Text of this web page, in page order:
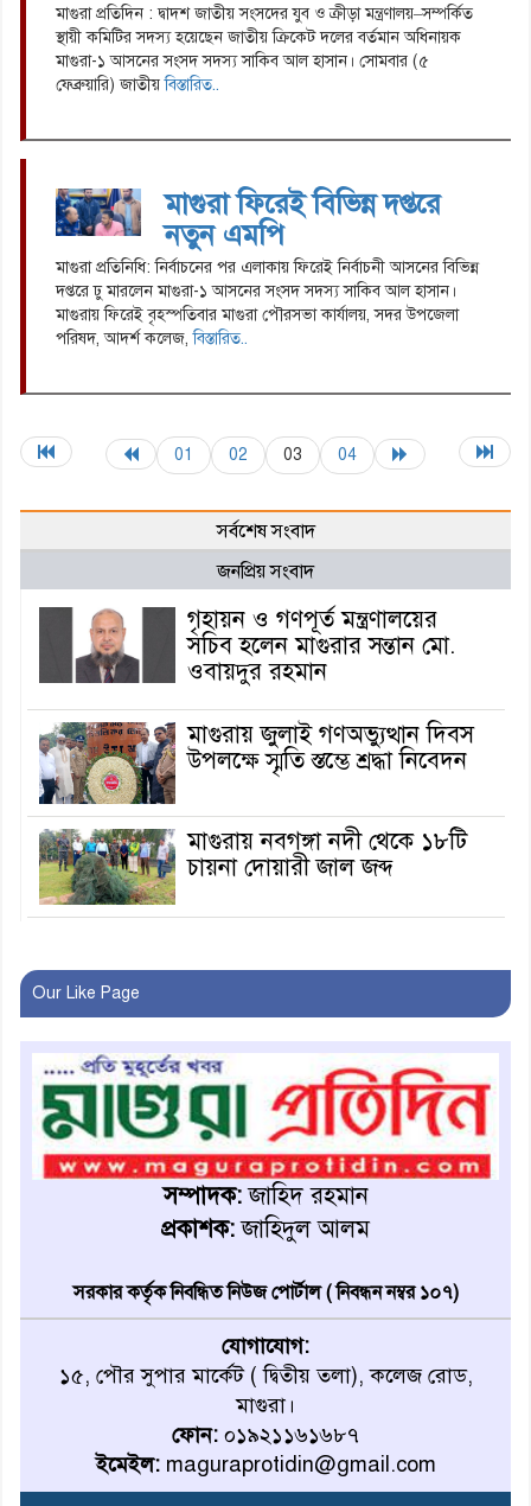
মাগুরা প্রতিদিন : দ্বাদশ জাতীয় সংসদের যুব ও ক্রীড়া মন্ত্রণালয়–সম্পর্কিত
স্থায়ী কমিটির সদস্য হয়েছেন জাতীয় ক্রিকেট দলের বর্তমান অধিনায়ক
মাগুরা-১ আসনের সংসদ সদস্য সাকিব আল হাসান। সোমবার (৫
ফেব্রুয়ারি) জাতীয়বিস্তারিত..
মাগুরা ফিরেই বিভিন্ন দপ্তরে
নতুন এমপি
মাগুরা প্রতিনিধি: নির্বাচনের পর এলাকায় ফিরেই নির্বাচনী আসনের বিভিন্ন
দপ্তরে ঢু মারলেন মাগুরা-১ আসনের সংসদ সদস্য সাকিব আল হাসান।
মাগুরায় ফিরেই বৃহস্পতিবার মাগুরা পৌরসভা কার্যালয়, সদর উপজেলা
পরিষদ, আদর্শ কলেজ,বিস্তারিত..
01 02 03 04
সর্বশেষ সংবাদ
জনপ্রিয় সংবাদ
গৃহায়ন ও গণপূর্ত মন্ত্রণালয়ের
সচিব হলেন মাগুরার সন্তান মো.
ওবায়দুর রহমান
মাগুরায় জুলাই গণঅভ্যুত্থান দিবস
উপলক্ষে স্মৃতি স্তম্ভে শ্রদ্ধা নিবেদন
মাগুরায় নবগঙ্গা নদী থেকে ১৮টি
চায়না দোয়ারী জাল জব্দ
এক ব্যক্তির মর্মান্তিক মৃত্যু
দেশজুড়ে পুলিশের রেড এলার্ট
অ্যালামনাইয়ের হাল ধরলেন
আবারও শিপন
মাগুরায় জুলাই সনদ বাস্তবায়ন
দাবিতে গণমিছিল
বিশ্ব মাতৃদুগ্ধ সপ্তাহ-২০২৬
উপলক্ষে মাগুরায় র‍্যালি ও
আলোচনা সভা
ধ্বংসের মুখে মিরুখালীর রায়বাড়ি,
বাঁচিয়ে রাখার আকুতি
Our Like Page
সম্পাদক:জাহিদ রহমান
প্রকাশক:জাহিদুল আলম
সরকার কর্তৃক নিবন্ধিত নিউজ পোর্টাল ( নিবন্ধন নম্বর ১০৭)
যোগাযোগ:
১৫, পৌর সুপার মার্কেট ( দ্বিতীয় তলা), কলেজ রোড,
মাগুরা।
ফোন: ০১৯২১১৬১৬৮৭
ইমেইল: maguraprotidin@gmail.com